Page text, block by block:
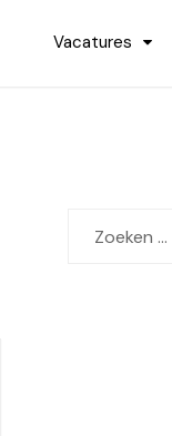
Vacatures
naar: